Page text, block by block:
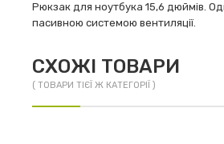
Рюкзак для ноутбука 15,6 дюймів.
пасивною системою вентиляції.
СХОЖІ ТОВАРИ
( ТОВАРИ ТІЄЇ Ж КАТЕГОРІЇ )